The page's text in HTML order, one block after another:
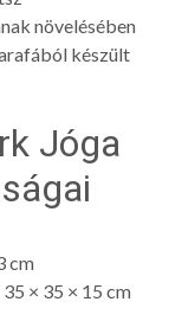
növelésében
készült
Jóga
cm
× 35 × 15 cm